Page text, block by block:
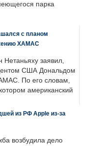
парка
с планом
ХАМАС
заявил,
США Дональдом
По его словам,
американский
из РФ Apple из-за
возбудила дело